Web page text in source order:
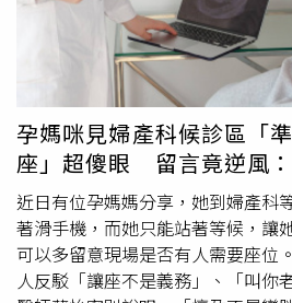
清，之後雖短暫恢復意識，但情
下，阿杰被轉院至保山市人民醫
現，他左腳腳踝竟有多達12個毒蛇
、傷口持續滲血，凝血功能也嚴
出血而喪命，所幸經過5天全力搶
境，順利出院。當地醫護人員也提
期，民眾進入山區或草叢時，應穿
襪，避免靠近草叢、石縫與樹洞等
孕媽咪見婦產科候診區「
座」超傻眼 留言竟逆風
近日有位孕媽媽分享，她到婦產科
著滑手機，而她只能站著等候，讓
可以多留意現場是否有人需要座位
人反駁「讓座不是義務」、「叫你